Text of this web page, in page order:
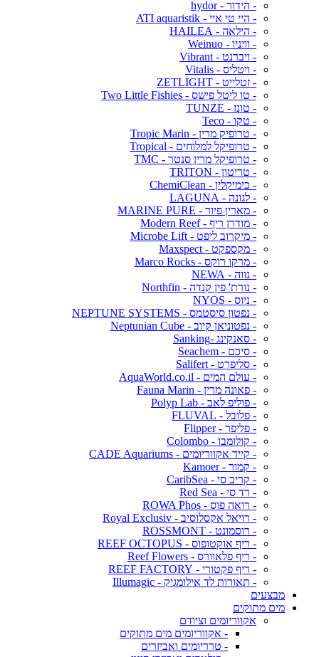
- הידור - hydor
- היי טי איי - ATI aquaristik
- הילאה - HAILEA
- וויניו - Weinuo
- ויברנט - Vibrant
- ויטליס - Vitalis
- זטלייט - ZETLIGHT
- טו ליטל פישס - Two Little Fishies
- טונז - TUNZE
- טקו - Teco
- טרופיק מרין - Tropic Marin
- טרופיקל למלוחים - Tropical
- טרופיקל מרין סנטר - TMC
- טריטון - TRITON
- כימיקלין - ChemiClean
- לגונה - LAGUNA
- מארין פיור - MARINE PURE
- מודרן ריף - Modern Reef
- מיקרוב ליפט - Microbe Lift
- מקספקט - Maxspect
- מרקו רוקס - Marco Rocks
- נווה - NEWA
- נורת' פין קנדה - Northfin
- ניוס - NYOS
- נפטון סיסטמס - NEPTUNE SYSTEMS
- נפטוניאן קיוב - Neptunian Cube
- סאנקינג -Sanking
- סיכם - Seachem
- סליפרט - Salifert
- עולם המים - AquaWorld.co.il
- פאונה מרין - Fauna Marin
- פוליפ לאב - Polyp Lab
- פלובל - FLUVAL
- פליפר - Flipper
- קולומבו - Colombo
- קייד אקווריומים - CADE Aquariums
- קמור - Kamoer
- קריב סי - CaribSea
- רד סי - Red Sea
- רואה פוס - ROWA Phos
- רויאל אקסלוסיב - Royal Exclusiv
- רוסמונט - ROSSMONT
- ריף אוקטופוס - REEF OCTOPUS
- ריף פלאוורס - Reef Flowers
- ריף פקטורי - REEF FACTORY
- תאורות לד אילומגיק - Illumagic
מבצעים
מים מתוקים
אקווריומים וציודם
- אקווריומים מים מתוקים
- טרריומים ואביזרים